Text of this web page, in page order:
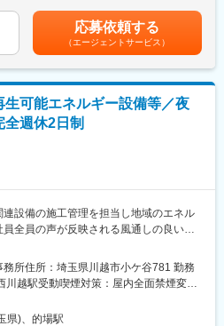
者として施工を行います。未来の子供
、一緒に地域のグリーン電力会社として
がメインとなります。※稀に東北県内で
ございます。
直行直帰が可能です。
て：
とどける」・保険で、わが社の使命
活・安心な事業活動をしてもらうた
提供し、安心して幸せな生活を過ごして
は「将来の安心」を提供するものだと思
品を「安全・安心・より早く」運びま
つくる」・建設で、私たちの住む街を元
よい街、商売しやすい街にするお手伝
は追加支給＜月給＞255,000円～404,000
昇給有無＞有＜残業手当＞有＜給与補足
2回（実績1ヶ月分）賃金はあくまでも目
じて上下する可能性があります。月給
表記です。
応募依頼する
（エージェントサービス）
生可能エネルギー設備等／夜
全週休2日制
連設備の施工管理を担当し地域のエネル
全員の声が反映される風通しの良い職
太陽光発電などの施工管理をご担当い
的な対応がなく、お子様の体調不良時や
やすい環境です。
務所住所：埼玉県川越市小ケ谷781 勤務
川越駅受動喫煙対策：屋内全面禁煙変更
所（リモートワーク含む）
県)、的場駅